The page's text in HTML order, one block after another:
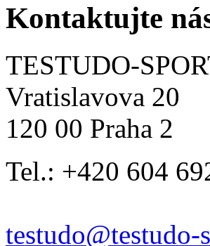
Kontaktujte
TESTUDO-
Vratislavova 20
120 00 Praha 2
Tel.: +420 604
testudo@testudo-